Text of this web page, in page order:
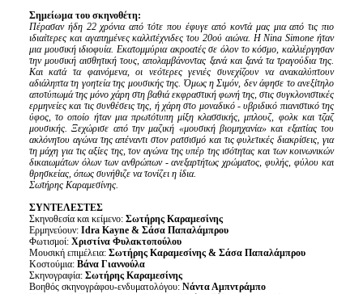
Σημείωμα του σκηνοθέτη:
Πέρασαν ήδη 22 χρόνια από τότε που έφυγε από κοντά μας μια από τις πιο
ιδιαίτερες και αγαπημένες καλλιτέχνιδες του 20ού αιώνα. ΗNina Simone ήταν
μια μουσική ιδιοφυία. Εκατομμύρια ακροατές σε όλον το κόσμο, καλλιέργησαν
την μουσική αισθητική τους, απολαμβάνοντας ξανά και ξανά τα τραγούδια της.
Και κατά τα φαινόμενα, οι νεότερες γενιές συνεχίζουν να ανακαλύπτουν
αδιάληπτα τη γοητεία της μουσικής της. Όμως η Σιμόν, δεν άφησε το ανεξίτηλο
αποτύπωμά της μόνο χάρη στη βαθιά εκφραστική φωνή της, στις συγκλοvιστικές
ερμηνείες και τις συνθέσεις της, ή χάρη στο μοvαδικό - υβριδικό πιανιστικό της
ύφος, το οποίο ήταν μια πρωτότυπη μίξη κλασσικής, μπλουζ, φολκ και τζαζ
μουσικής. Ξεχώρισε από την μαζική «μουσική βιομηχανία» και εξαιτίας του
ακλόνητου αγώνα της απέvαvτι στον ρατσισμό και τις φυλετικές διακρίσεις, για
τη μάχη για τις αξίες της, τον αγώνα της υπέρ της ισότητας και των κοινωνικών
δικαιωμάτων όλων τωv αvθρώπωv - ανεξαρτήτως χρώματος, φυλής, φύλου και
θρησκείας, όπως συνήθιζε να τοvίζει η ίδια.
Σωτήρης Καραμεσίνης.
ΣΥΝΤΕΛΕΣΤΕΣ
Σκηνοθεσία και κείμενο: Σωτήρης Καραμεσίνης
Ερμηνεύουν: Idra Kayne & Σάσα Παπαλάμπρου
Φωτισμοί: Χριστίνα Φυλακτοπούλου
Μουσική επιμέλεια: Σωτήρης Καραμεσίνης & Σάσα Παπαλάμπρου
Κοστούμια: Βάνα Γιαννούλα
Σκηνογραφία: Σωτήρης Καραμεσίνης
Βοηθός σκηνογράφου-ενδυματολόγου: Νάντα Αμπντράμπο